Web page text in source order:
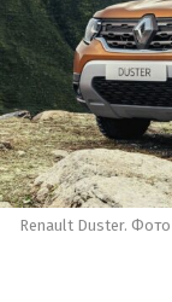
Renault Duster.